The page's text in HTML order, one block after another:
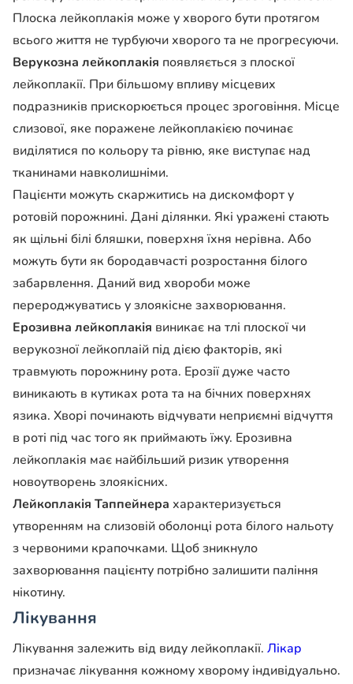
Плоска лейкоплакія може у хворого бути протягом
всього життя не турбуючи хворого та не прогресуючи.
Верукозна лейкоплакія появляється з плоскої
лейкоплакії. При більшому впливу місцевих
подразників прискорюється процес зроговіння. Місце
слизової, яке поражене лейкоплакією починає
виділятися по кольору та рівню, яке виступає над
тканинами навколишніми.
Пацієнти можуть скаржитись на дискомфорт у
ротовій порожнині. Дані ділянки. Які уражені стають
як щільні білі бляшки, поверхня їхня нерівна. Або
можуть бути як бородавчасті розростання білого
забарвлення. Даний вид хвороби може
перероджуватись у злоякісне захворювання.
Ерозивна лейкоплакія виникає на тлі плоскої чи
верукозної лейкоплаій під дією факторів, які
травмують порожнину рота. Ерозії дуже часто
виникають в кутиках рота та на бічних поверхнях
язика. Хворі починають відчувати неприємні відчуття
в роті під час того як приймають їжу. Ерозивна
лейкоплакія має найбільший ризик утворення
новоутворень злоякісних.
Лейкоплакія Таппейнера характеризується
утворенням на слизовій оболонці рота білого нальоту
з червоними крапочками. Щоб зникнуло
захворювання пацієнту потрібно залишити паління
нікотину.
Лікування
Лікування залежить від виду лейкоплакії. Лікар
призначає лікування кожному хворому індивідуально.